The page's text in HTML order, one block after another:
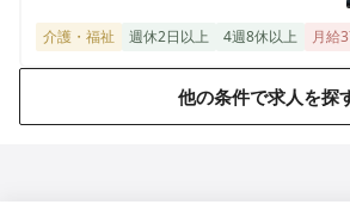
ALSOK介護 デイサービスかたくりの里
東京都町田市大蔵町482-7
介護・福祉 週休2日以上 4週8休以上 月給
他の条件で求人を探